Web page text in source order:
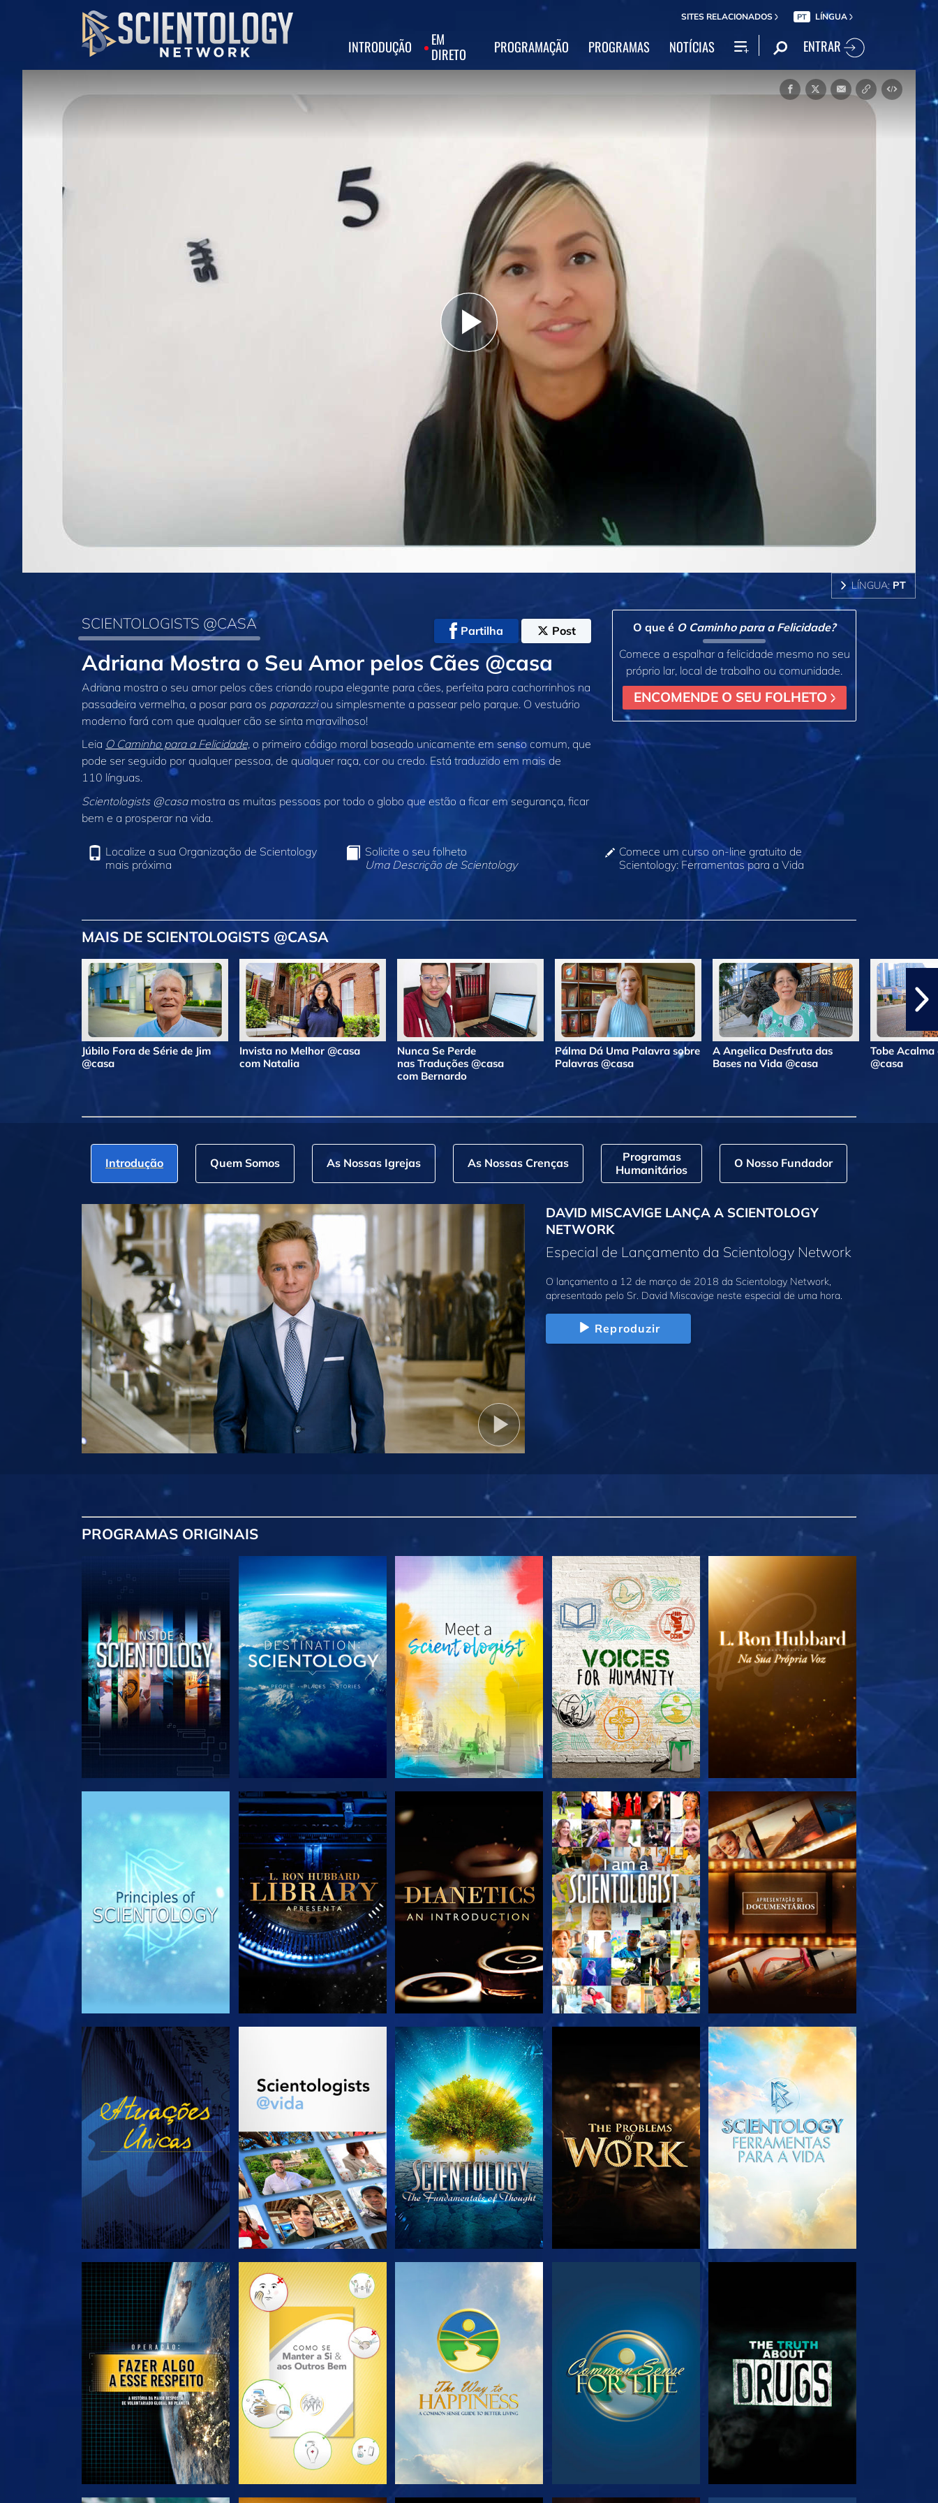
SITES RELACIONADOS PT LÍNGUA
INTRODUÇÃO
EM
DIRETO
PROGRAMAÇÃO PROGRAMAS NOTÍCIAS ENTRAR
Play
Video
LÍNGUA: PT
SCIENTOLOGISTS @CASA Partilha Post
Adriana Mostra o Seu Amor pelos Cães @casa
Adriana mostra o seu amor pelos cães criando roupa elegante para cães, perfeita para cachorrinhos na
passadeira vermelha, a posar para os paparazziou simplesmente a passear pelo parque. O vestuário
moderno fará com que qualquer cão se sinta maravilhoso!
Leia O Caminho para a Felicidade, o primeiro código moral baseado unicamente em senso comum, que
pode ser seguido por qualquer pessoa, de qualquer raça, cor ou credo. Está traduzido em mais de
110 línguas.
Scientologists @casamostra as muitas pessoas por todo o globo que estão a ficar em segurança, ficar
bem e a prosperar na vida.
O que é O Caminho para a Felicidade?
Comece a espalhar a felicidade mesmo no seu
próprio lar, local de trabalho ou comunidade.
ENCOMENDE O SEU FOLHETO
Localize a sua Organização de Scientology
mais próxima
Solicite o seu folheto
Uma Descrição de Scientology
Comece um curso on‑line gratuito de
Scientology: Ferramentas para a Vida
MAIS DE SCIENTOLOGISTS @CASA
Júbilo Fora de Série de Jim
@casa
Invista no Melhor @casa
com Natalia
Nunca Se Perde
nas Traduções @casa
com Bernardo
Pálma Dá Uma Palavra sobre
Palavras @casa
A Angelica Desfruta das
Bases na Vida @casa
Tobe Acalma
@casa
Introdução Quem Somos As Nossas Igrejas As Nossas Crenças
Programas
Humanitários
O Nosso Fundador
DAVID MISCAVIGE LANÇA A SCIENTOLOGY
NETWORK
Especial de Lançamento da Scientology Network
O lançamento a 12 de março de 2018 da Scientology Network,
apresentado pelo Sr. David Miscavige neste especial de uma hora.
Reproduzir
PROGRAMAS ORIGINAIS
EXPLORE A SÉRIE EXPLORE A SÉRIE EXPLORE A SÉRIE EXPLORE A SÉRIE EXPLORE A SÉRIE
VEJA VEJA EXPLORE A SÉRIE
EXPLORE A SÉRIE EXPLORE A SÉRIE